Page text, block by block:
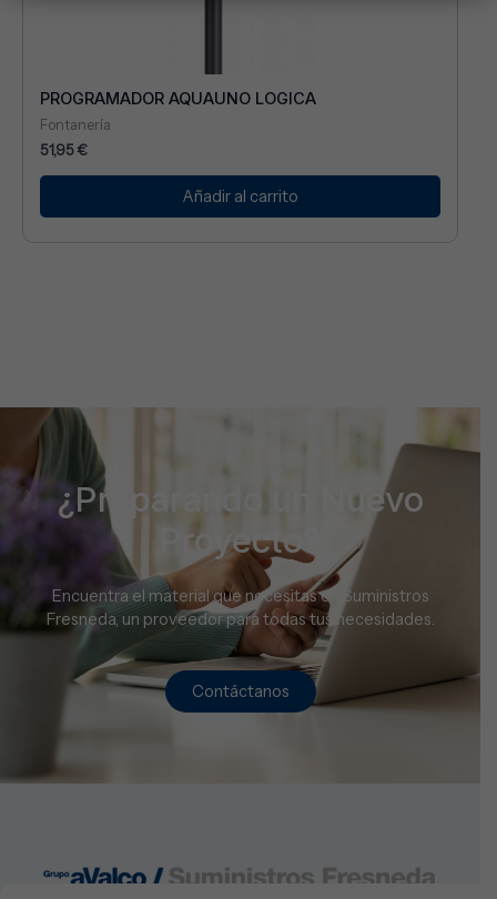
PROGRAMADOR AQUAUNO LOGICA
Fontanería
51,95€
Añadir al carrito
¿Preparando un Nuevo
Proyecto?
Encuentra el material que necesitas en Suministros
Fresneda, un proveedor para todas tus necesidades.
Contáctanos